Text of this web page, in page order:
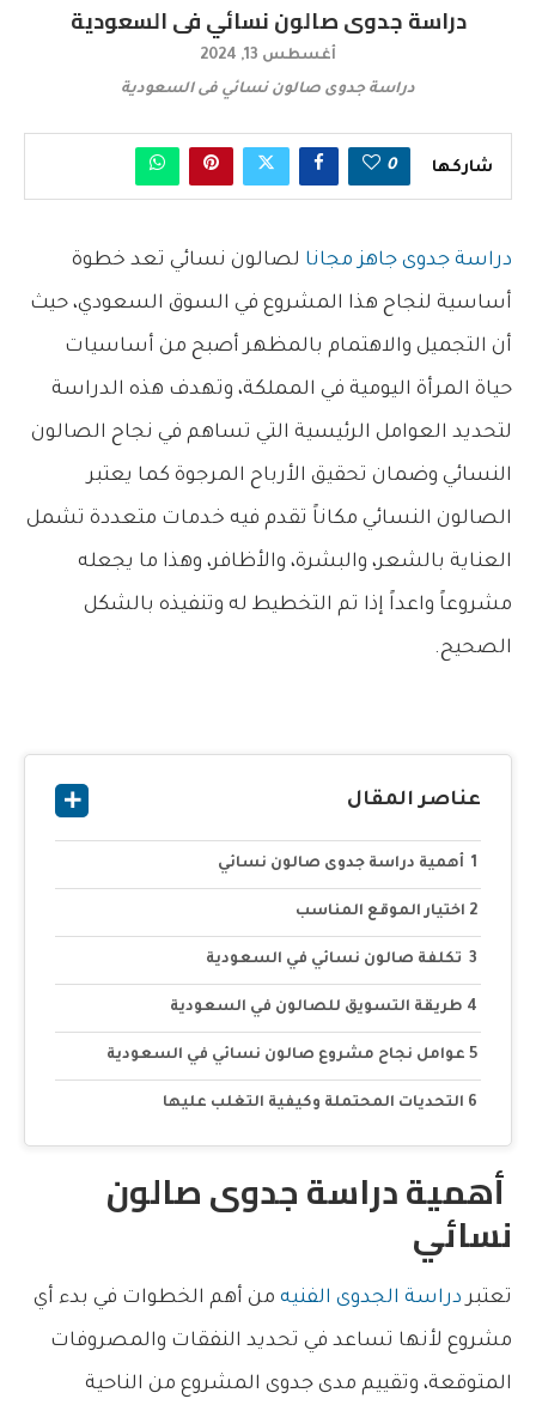
دراسة جدوى صالون نسائي فى السعودية
أغسطس 13, 2024
دراسة جدوى صالون نسائي فى السعودية
شاركها 0
دراسة جدوى جاهز مجانا لصالون نسائي تعد خطوة
أساسية لنجاح هذا المشروع في السوق السعودي، حيث
أن التجميل والاهتمام بالمظهر أصبح من أساسيات
حياة المرأة اليومية في المملكة، وتهدف هذه الدراسة
لتحديد العوامل الرئيسية التي تساهم في نجاح الصالون
النسائي وضمان تحقيق الأرباح المرجوة كما يعتبر
الصالون النسائي مكاناً تقدم فيه خدمات متعددة تشمل
العناية بالشعر، والبشرة، والأظافر، وهذا ما يجعله
مشروعاً واعداً إذا تم التخطيط له وتنفيذه بالشكل
الصحيح.
عناصر المقال
أهمية دراسة جدوى صالون نسائي
اختيار الموقع المناسب
تكلفة صالون نسائي في السعودية
طريقة التسويق للصالون في السعودية
عوامل نجاح مشروع صالون نسائي في السعودية
التحديات المحتملة وكيفية التغلب عليها
أهمية دراسة جدوى صالون
نسائي
تعتبردراسة الجدوى الفنيه من أهم الخطوات في بدء أي
مشروع لأنها تساعد في تحديد النفقات والمصروفات
المتوقعة، وتقييم مدى جدوى المشروع من الناحية